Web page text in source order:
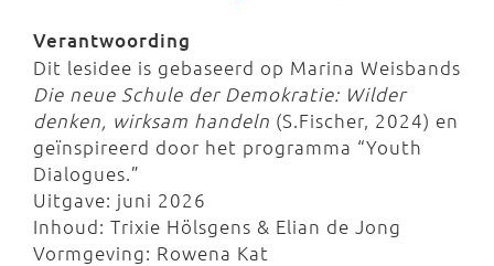
Verantwoording
Dit lesidee is gebaseerd op Marina Weisbands
Die neue Schule der Demokratie: Wilder
denken, wirksam handeln (S.Fischer, 2024) en
geïnspireerd door het programma “Youth
Dialogues.”
Uitgave: juni 2026
Inhoud: Trixie Hölsgens & Elian de Jong
Vormgeving: Rowena Kat